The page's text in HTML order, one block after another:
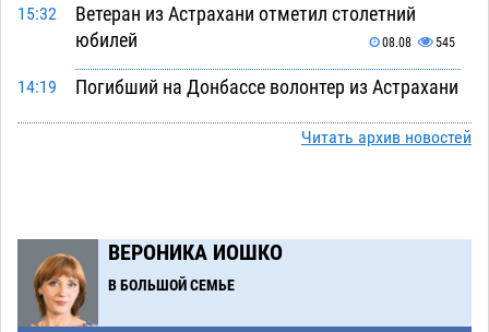
15:32
Ветеран из Астрахани отметил столетний
юбилей
08.08 545
14:19
Погибший на Донбассе волонтер из Астрахани
12:02
Астраханский следком помог подростку
получить зарплату за честный труд
Читать архив новостей
ВЕРОНИКА ИОШКО
В БОЛЬШОЙ СЕМЬЕ